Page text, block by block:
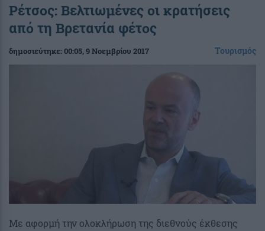
Ρέτσος: Βελτιωμένες οι κρατήσεις
από τη Βρετανία φέτος
δημοσιεύτηκε:00:05, 9 Νοεμβρίου 2017 Τουρισμός
Με αφορμή την ολοκλήρωση της διεθνούς έκθεσης